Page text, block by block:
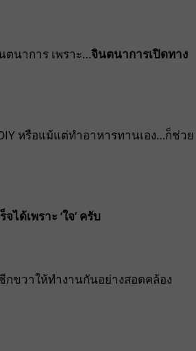
นาการ เพราะ…จินตนาการเปิดทาง
หรือแม้แต่ทำอาหารทานเอง…ก็ช่วย
ได้เพราะ ‘ใจ’ ครับ
กขวาให้ทำงานกันอย่างสอดคล้อง